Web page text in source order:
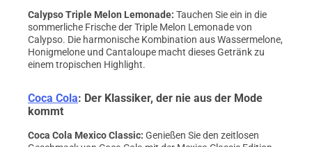
Calypso Triple Melon Lemonade: Tauchen Sie ein in die
sommerliche Frische der Triple Melon Lemonade von
Calypso. Die harmonische Kombination aus Wassermelone,
Honigmelone und Cantaloupe macht dieses Getränk zu
einem tropischen Highlight.
Coca Cola: Der Klassiker, der nie aus der Mode
kommt
Coca Cola Mexico Classic: Genießen Sie den zeitlosen